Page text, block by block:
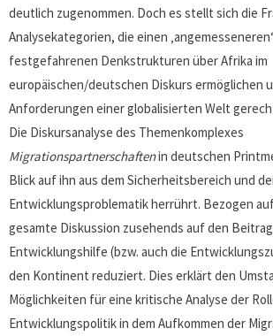
deutlich zugenommen. Doch es stellt sich die
Analysekategorien, die einen
festgefahrenen Denkstrukturen über Afrika im
europäischen/deutschen Diskurs ermöglichen
Anforderungen einer globalisierten Welt
Die Diskursanalyse des Themenkomplexes
Migrationspartnerschaftenin deutschen
Blick auf ihn aus dem Sicherheitsbereich und
Entwicklungsproblematik herrührt. Bezogen
gesamte Diskussion zusehends auf den
Entwicklungshilfe (bzw. auch die
den Kontinent reduziert. Dies erklärt den
Möglichkeiten für eine kritische Analyse der
Entwicklungspolitik in dem Aufkommen der